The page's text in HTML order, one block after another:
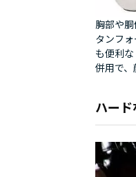
胸部や
タンフ
も便利
併用で
ハー